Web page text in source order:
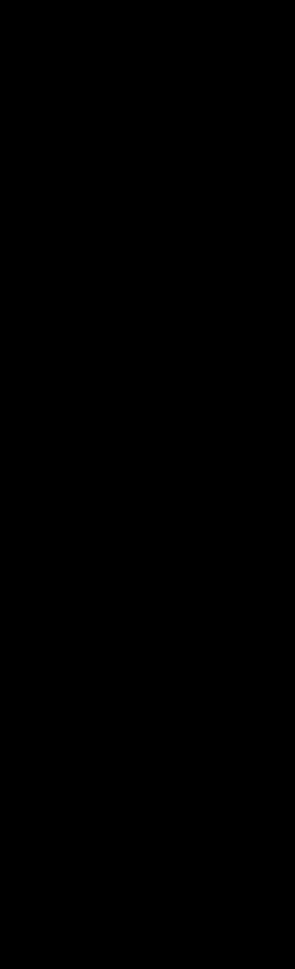
互联网信息
法工作。地
域的跟帖评
信息办公室
监督管理制
为。
评论服务提
论新产品、
治区、直辖
评论服务提
务：
信息认证，